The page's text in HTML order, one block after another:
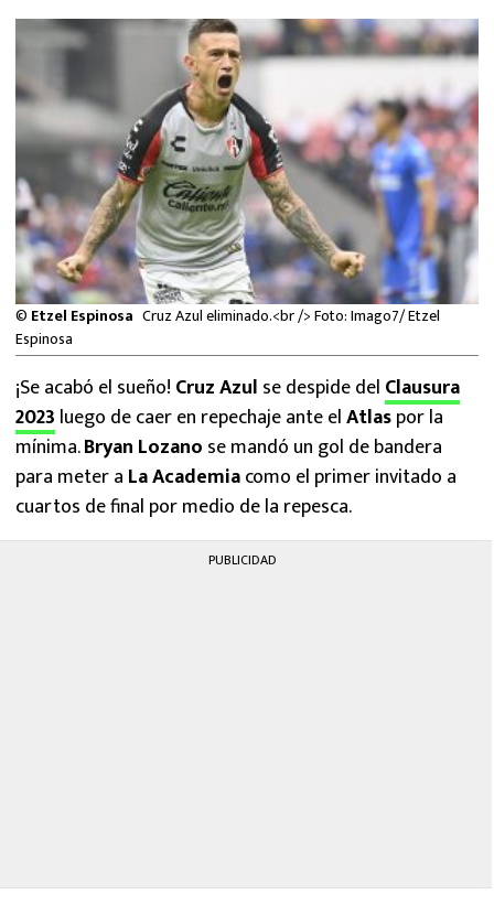
FUTBOL ESTUFA
FÓRMULA 1
LIGA MX
NFL
© Etzel Espinosa Cruz Azul eliminado.<br /> Foto: Imago7/ Etzel
Espinosa
¡Se acabó el sueño! Cruz Azul se despide del Clausura
2023 luego de caer en repechaje ante elAtlaspor la
mínima.Bryan Lozano se mandó un gol de bandera
para meter a La Academiacomo el primer invitado a
cuartos de final por medio de la repesca.
PUBLICIDAD